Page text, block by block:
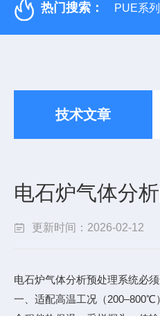
热门搜索： PUE系
技术文章
电石炉气体分
更新时间：2026-02-12
电石炉气体分析预处理系统必
一、适配高温工况（200–800℃）